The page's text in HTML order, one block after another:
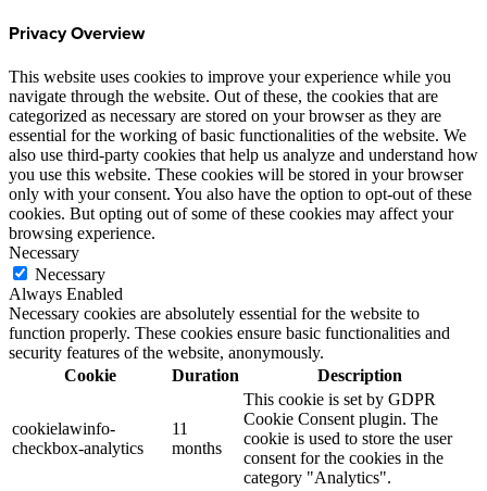
Privacy Overview
This website uses cookies to improve your experience while you
navigate through the website. Out of these, the cookies that are
categorized as necessary are stored on your browser as they are
essential for the working of basic functionalities of the website. We
also use third-party cookies that help us analyze and understand how
you use this website. These cookies will be stored in your browser
only with your consent. You also have the option to opt-out of these
cookies. But opting out of some of these cookies may affect your
browsing experience.
Necessary
Necessary
Always Enabled
Necessary cookies are absolutely essential for the website to
function properly. These cookies ensure basic functionalities and
security features of the website, anonymously.
Cookie
Duration Description
cookielawinfo-
checkbox-analytics
11
months
This cookie is set by GDPR
Cookie Consent plugin. The
cookie is used to store the user
consent for the cookies in the
category "Analytics".